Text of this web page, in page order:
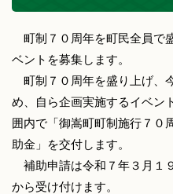
町制７０周年を町民全員で
ベントを募集します。
町制７０周年を盛り上げ、
め、自ら企画実施するイベン
囲内で「御嵩町町制施行７０
助金」を交付します。
補助申請は令和７年３月１
から受け付けます。